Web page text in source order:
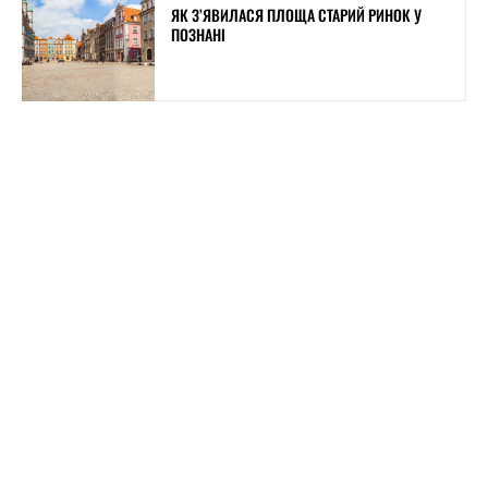
ЯК З’ЯВИЛАСЯ ПЛОЩА СТАРИЙ РИНОК У
ПОЗНАНІ